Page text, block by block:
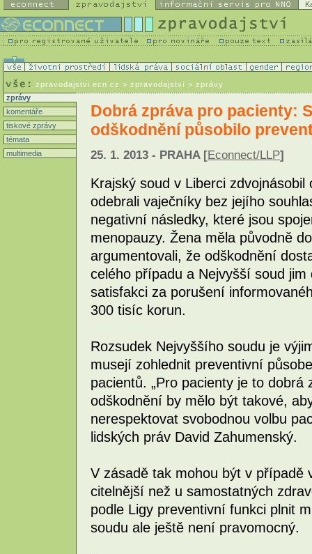
zpravodajstvi.ecn.cz > zpravodajství > zprávy
zprávy
komentáře
tiskové zprávy
témata
multimedia
Dobrá zpráva pro pacienty:
odškodnění působilo
25. 1. 2013 - PRAHA [Econnect/LLP]
Krajský soud v Liberci
odebrali vaječníky bez jejího
negativní následky, které jsou
menopauzy. Žena měla původně
argumentovali, že odškodnění
celého případu a Nejvyšší soud
satisfakci za porušení
300 tisíc korun.
Rozsudek Nejvyššího soudu je
musejí zohlednit preventivní
pacientů. „Pro pacienty je to
odškodnění by mělo být takové,
nerespektovat svobodnou volbu
lidských práv David Zahumenský.
V zásadě tak mohou být v případě
citelnější než u samostatných
podle Ligy preventivní funkci plnit
soudu ale ještě není pravomocný.